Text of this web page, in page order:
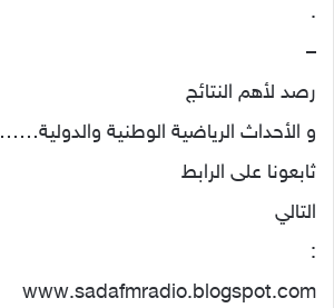
.
–
رصد لأهم النتائج
و الأحداث الرياضية الوطنية والدولية……
ثابعونا على الرابط
التالي
:
www.sadafmradio.blogspot.com